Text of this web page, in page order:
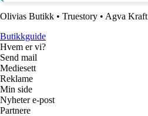
Olivias Butikk • Truestory • Agva Kraft
Butikkguide
Hvem er vi?
Send mail
Mediesett
Reklame
Min side
Nyheter e-post
Partnere